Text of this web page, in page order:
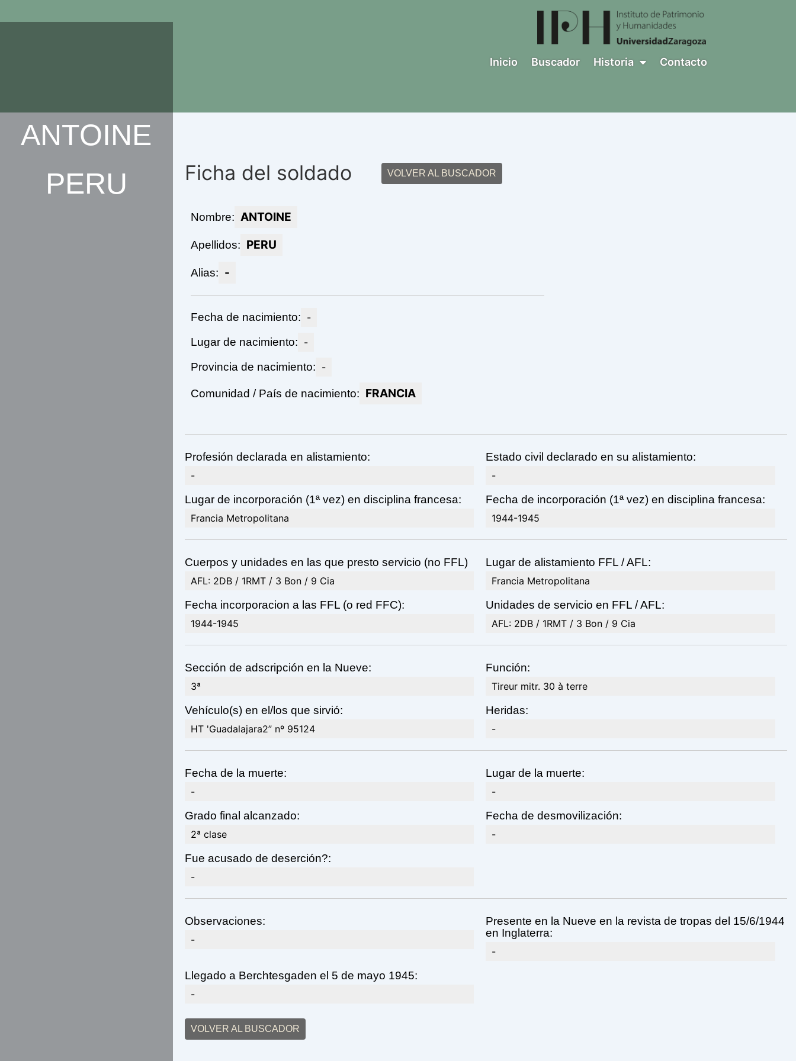
al
Inicio Buscador Historia Contacto
ANTOINE
PERU
Ficha del soldado VOLVER AL BUSCADOR
Nombre: ANTOINE
Apellidos: PERU
Alias: -
Fecha de nacimiento: -
Lugar de nacimiento: -
Provincia de nacimiento: -
Comunidad / País de nacimiento: FRANCIA
Profesión declarada en alistamiento:
-
Estado civil declarado en su alistamiento:
-
Lugar de incorporación (1ª vez) en disciplina francesa:
Francia Metropolitana
Fecha de incorporación (1ª vez) en disciplina francesa:
1944-1945
Cuerpos y unidades en las que presto servicio (no FFL)
AFL: 2DB / 1RMT / 3 Bon / 9 Cia
Lugar de alistamiento FFL / AFL:
Francia Metropolitana
Fecha incorporacion a las FFL (o red FFC):
1944-1945
Unidades de servicio en FFL / AFL:
AFL: 2DB / 1RMT / 3 Bon / 9 Cia
Sección de adscripción en la Nueve:
3ª
Función:
Tireur mitr. 30 à terre
Vehículo(s) en el/los que sirvió:
HT 'Guadalajara2” nº 95124
Heridas:
-
Fecha de la muerte:
-
Lugar de la muerte:
-
Grado final alcanzado:
2ª clase
Fecha de desmovilización:
-
Fue acusado de deserción?:
-
Observaciones:
-
Presente en la Nueve en la revista de tropas del 15/6/1944
en Inglaterra:
-
Llegado a Berchtesgaden el 5 de mayo 1945:
-
VOLVER AL BUSCADOR